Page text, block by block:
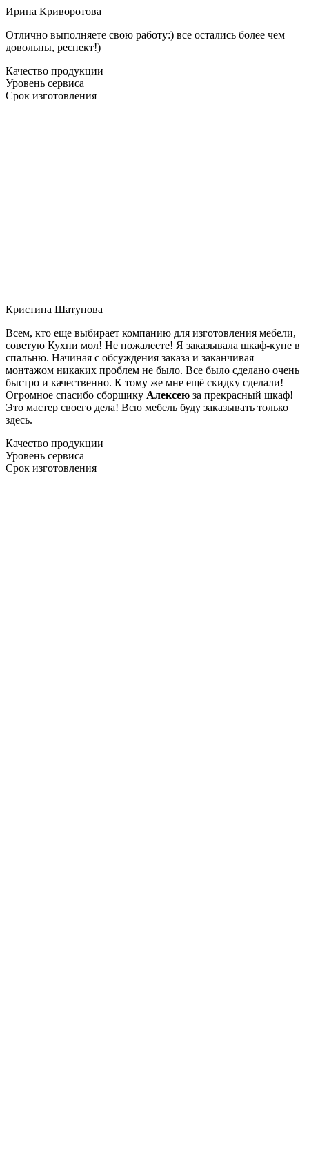
Ирина Криворотова
Отлично выполняете свою работу:) все остались более чем
довольны, респект!)
Качество продукции
Уровень сервиса
Срок изготовления
Кристина Шатунова
Всем, кто еще выбирает компанию для изготовления мебели,
советую Кухни мол! Не пожалеете! Я заказывала шкаф-купе в
спальню. Начиная с обсуждения заказа и заканчивая
монтажом никаких проблем не было. Все было сделано очень
быстро и качественно. К тому же мне ещё скидку сделали!
Огромное спасибо сборщику Алексею за прекрасный шкаф!
Это мастер своего дела! Всю мебель буду заказывать только
здесь.
Качество продукции
Уровень сервиса
Срок изготовления